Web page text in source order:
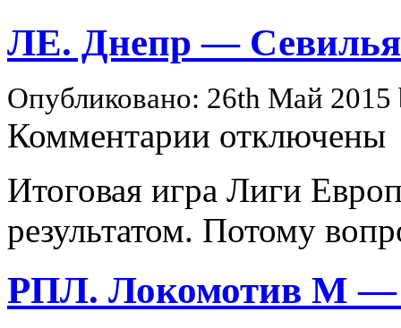
ЛЕ. Днепр — Севилья
Опубликовано: 26th Май
Комментарии записи
—
Севилья
отключены
Итоговая игра Лиги
результатом. Потому
РПЛ. Локомотив М